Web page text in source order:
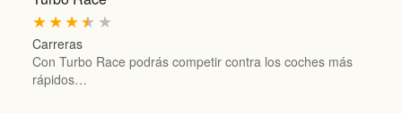
★
★
★
★
★
Carreras
Con Turbo Race podrás competir contra los coches más
rápidos…